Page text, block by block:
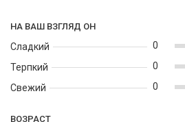
НА ВАШ ВЗГЛЯД ОН
Сладкий
Терпкий
Свежий
0
0
0
ВОЗРАСТ